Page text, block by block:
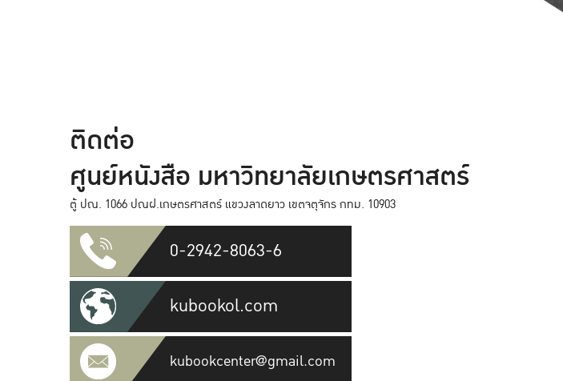
ติดต่อ
ศูนย์หนังสือ มหาวิทยาลัยเกษตรศาสตร์
ตู้ ปณ. 1066 ปณฝ.เกษตรศาสตร์ แขวงลาดยาว เขตจตุจักร กทม. 10903
0-2942-8063-6
kubookol.com
kubookcenter@gmail.com